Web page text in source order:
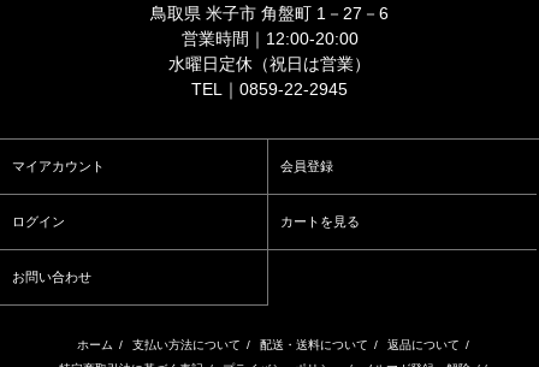
鳥取県 米子市 角盤町 1－27－6
営業時間｜12:00-20:00
水曜日定休（祝日は営業）
TEL｜0859-22-2945
マイアカウント 会員登録
ログイン カートを見る
お問い合わせ
ホーム / 支払い方法について / 配送・送料について / 返品について /